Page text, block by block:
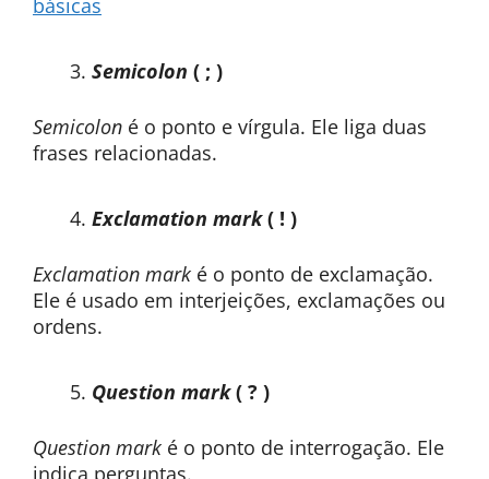
básicas
Semicolon ( ; )
Semicolon é o ponto e vírgula. Ele liga duas
frases relacionadas.
Exclamation mark ( ! )
Exclamation mark é o ponto de exclamação.
Ele é usado em interjeições, exclamações ou
ordens.
Question mark( ? )
Question mark é o ponto de interrogação. Ele
indica perguntas.